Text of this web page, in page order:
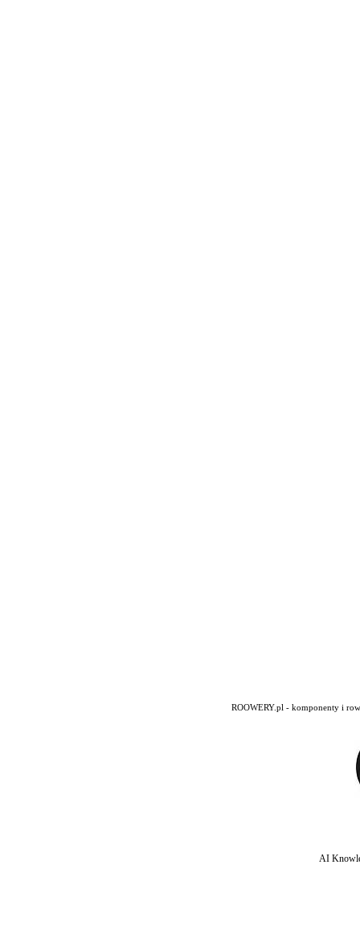
ROOWERY.pl - komponenty i
AI